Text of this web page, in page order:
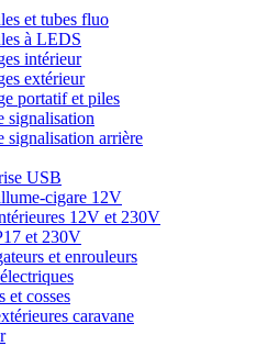
et tubes fluo
à LEDS
intérieur
extérieur
portatif et piles
signalisation
signalisation arrière
USB
cigare 12V
12V et 230V
et 230V
et enrouleurs
et cosses
caravane